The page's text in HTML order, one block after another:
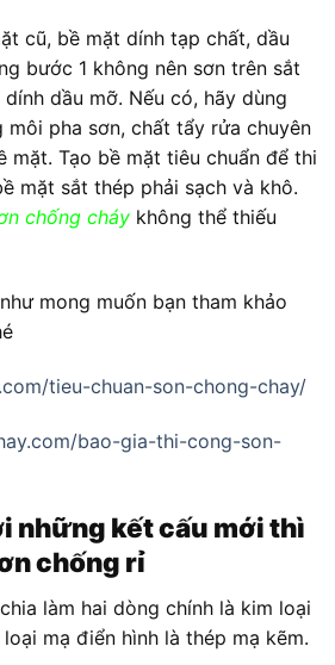
cũ, bề mặt dính tạp chất, dầu
bước 1 không nên sơn trên sắt
dầu mỡ. Nếu có, hãy dùng
môi pha sơn, chất tẩy rửa chuyên
mặt. Tạo bề mặt tiêu chuẩn để thi
mặt sắt thép phải sạch và khô.
chống cháy không thể thiếu
mong muốn bạn tham khảo
tieu-chuan-son-chong-chay/
bao-gia-thi-cong-son-
những kết cấu mới thì
chống rỉ
làm hai dòng chính là kim loại
mạ điển hình là thép mạ kẽm.